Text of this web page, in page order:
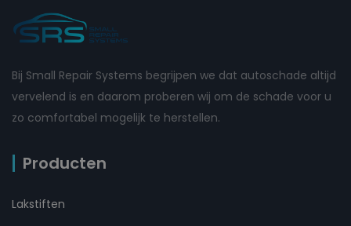
Bij Small Repair Systems begrijpen we dat autoschade altijd
vervelend is en daarom proberen wij om de schade voor u
zo comfortabel mogelijk te herstellen.
Producten
Lakstiften